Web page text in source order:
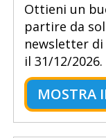
Ottieni un
partire da
newsletter
il 31/12/2026.
MOSTRA